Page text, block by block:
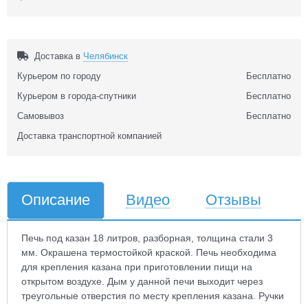
Доставка в Челябинск
Курьером по городу
Бесплатно
Курьером в города-спутники
Бесплатно
Самовывоз
Бесплатно
Доставка транспортной компанией
Описание Видео Отзывы
Печь под казан 18 литров, разборная, толщина стали 3
мм. Окрашена термостойкой краской. Печь необходима
для крепления казана при приготовлении пищи на
открытом воздухе. Дым у данной печи выходит через
треугольные отверстия по месту крепления казана. Ручки